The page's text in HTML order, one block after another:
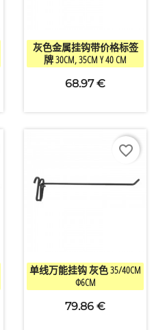
快速查看
+1
灰色金属挂钩带价格标签
牌 30CM, 35CM Y 40 CM
68.97 €
快速查看
单线万能挂钩 灰色 35/40CM
Φ6CM
79.86 €
favorite_border